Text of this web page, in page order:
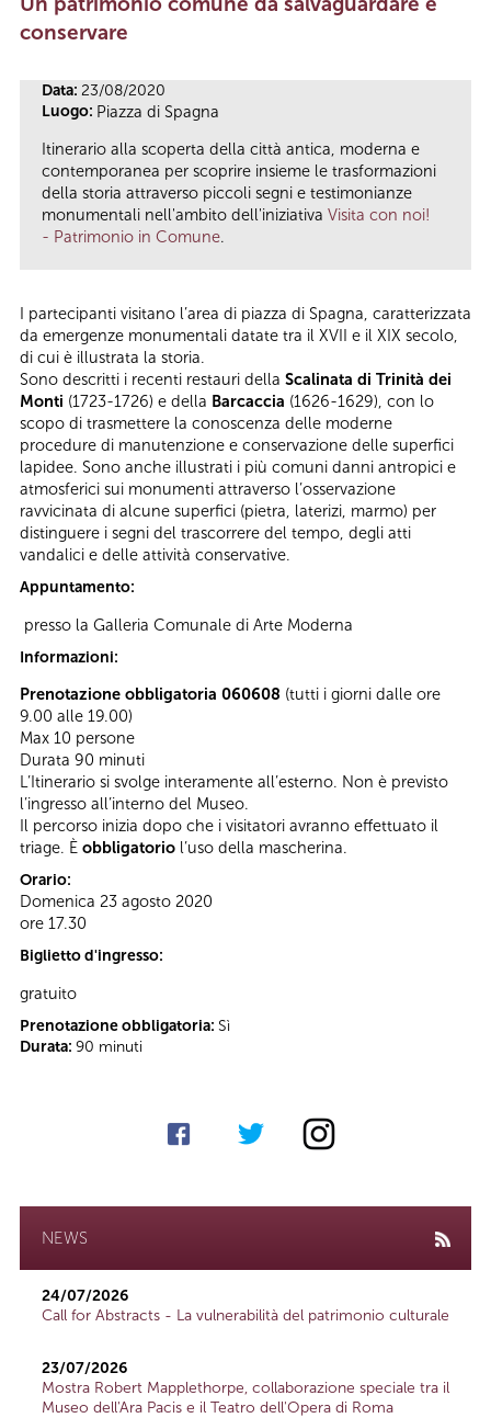
conservare
Data: 23/08/2020
Luogo: Piazza di Spagna
Itinerario alla scoperta della città antica, moderna e
contemporanea per scoprire insieme le trasformazioni
della storia attraverso piccoli segni e testimonianze
monumentali nell'ambito dell'iniziativa Visita con noi!
- Patrimonio in Comune.
I partecipanti visitano l’area di piazza di Spagna, caratterizzata
da emergenze monumentali datate tra il XVII e il XIX secolo,
di cui è illustrata la storia.
Sono descritti i recenti restauri della Scalinata di Trinità dei
Monti (1723-1726) e della Barcaccia (1626-1629), con lo
scopo di trasmettere la conoscenza delle moderne
procedure di manutenzione e conservazione delle superfici
lapidee. Sono anche illustrati i più comuni danni antropici e
atmosferici sui monumenti attraverso l’osservazione
ravvicinata di alcune superfici (pietra, laterizi, marmo) per
distinguere i segni del trascorrere del tempo, degli atti
vandalici e delle attività conservative.
Appuntamento:
presso la Galleria Comunale di Arte Moderna
Informazioni:
Prenotazione obbligatoria 060608 (tutti i giorni dalle ore
9.00 alle 19.00)
Max 10 persone
Durata 90 minuti
L’Itinerario si svolge interamente all’esterno. Non è previsto
l’ingresso all’interno del Museo.
Il percorso inizia dopo che i visitatori avranno effettuato il
triage. È obbligatorio l’uso della mascherina.
Orario:
Domenica 23 agosto 2020
ore 17.30
Biglietto d'ingresso:
gratuito
Prenotazione obbligatoria: Sì
Durata: 90 minuti
NEWS
24/07/2026
Call for Abstracts - La vulnerabilità del patrimonio culturale
23/07/2026
Mostra Robert Mapplethorpe, collaborazione speciale tra il
Museo dell'Ara Pacis e il Teatro dell'Opera di Roma